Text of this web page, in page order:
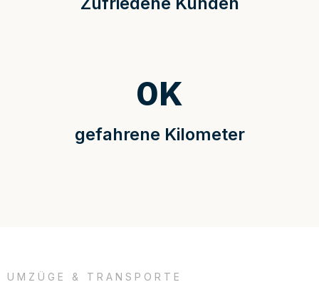
gefahrene Kilometer
0K
UMZÜGE & TRANSPORTE